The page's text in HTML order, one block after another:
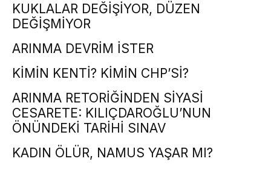
KUKLALAR DEĞİŞİYOR, DÜZEN
DEĞİŞMİYOR
ARINMA DEVRİM İSTER
KİMİN KENTİ? KİMİN CHP’Sİ?
ARINMA RETORİĞİNDEN SİYASİ
CESARETE: KILIÇDAROĞLU’NUN
ÖNÜNDEKİ TARİHİ SINAV
KADIN ÖLÜR, NAMUS YAŞAR MI?